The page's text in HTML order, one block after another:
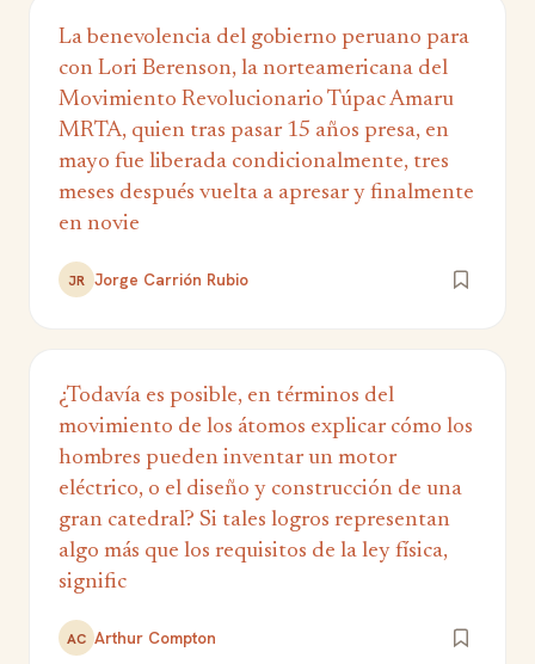
La benevolencia del gobierno peruano para
con Lori Berenson, la norteamericana del
Movimiento Revolucionario Túpac Amaru
MRTA, quien tras pasar 15 años presa, en
mayo fue liberada condicionalmente, tres
meses después vuelta a apresar y finalmente
en novie
JR Jorge Carrión Rubio
¿Todavía es posible, en términos del
movimiento de los átomos explicar cómo los
hombres pueden inventar un motor
eléctrico, o el diseño y construcción de una
gran catedral? Si tales logros representan
algo más que los requisitos de la ley física,
signific
AC Arthur Compton